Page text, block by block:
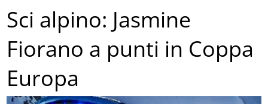
Sci alpino: Jasmine
Fiorano a punti in Coppa
Europa